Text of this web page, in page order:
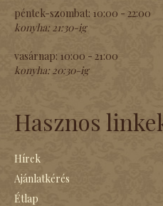
péntek-szombat: 10:00 - 22:00
konyha: 21:30-ig
vasárnap: 10:00 - 21:00
konyha: 20:30-ig
Hasznos
Hírek
Ajánlatkérés
Étlap